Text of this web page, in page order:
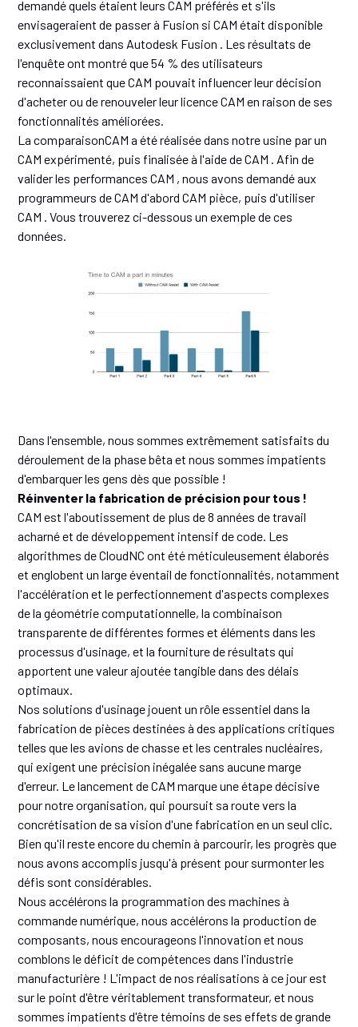
demandé quels étaient leurs CAM préférés et s'ils
envisageraient de passer à Fusion si CAM était disponible
exclusivement dans Autodesk Fusion . Les résultats de
l'enquête ont montré que 54 % des utilisateurs
reconnaissaient que CAM pouvait influencer leur décision
d'acheter ou de renouveler leur licence CAM en raison de ses
fonctionnalités améliorées.
La comparaisonCAM a été réalisée dans notre usine par un
CAM expérimenté, puis finalisée à l'aide de CAM . Afin de
valider les performances CAM , nous avons demandé aux
programmeurs de CAM d'abord CAM pièce, puis d'utiliser
CAM . Vous trouverez ci-dessous un exemple de ces
données.
Dans l'ensemble, nous sommes extrêmement satisfaits du
déroulement de la phase bêta et nous sommes impatients
d'embarquer les gens dès que possible !
Réinventer la fabrication de précision pour tous !
CAM est l'aboutissement de plus de 8 années de travail
acharné et de développement intensif de code. Les
algorithmes de CloudNC ont été méticuleusement élaborés
et englobent un large éventail de fonctionnalités, notamment
l'accélération et le perfectionnement d'aspects complexes
de la géométrie computationnelle, la combinaison
transparente de différentes formes et éléments dans les
processus d'usinage, et la fourniture de résultats qui
apportent une valeur ajoutée tangible dans des délais
optimaux.
Nos solutions d'usinage jouent un rôle essentiel dans la
fabrication de pièces destinées à des applications critiques
telles que les avions de chasse et les centrales nucléaires,
qui exigent une précision inégalée sans aucune marge
d'erreur. Le lancement de CAM marque une étape décisive
pour notre organisation, qui poursuit sa route vers la
concrétisation de sa vision d'une fabrication en un seul clic.
Bien qu'il reste encore du chemin à parcourir, les progrès que
nous avons accomplis jusqu'à présent pour surmonter les
défis sont considérables.
Nous accélérons la programmation des machines à
commande numérique, nous accélérons la production de
composants, nous encourageons l'innovation et nous
comblons le déficit de compétences dans l'industrie
manufacturière ! L'impact de nos réalisations à ce jour est
sur le point d'être véritablement transformateur, et nous
sommes impatients d'être témoins de ses effets de grande